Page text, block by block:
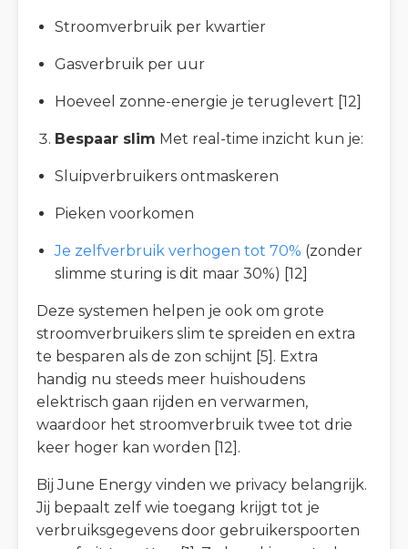
Stroomverbruik per kwartier
Gasverbruik per uur
Hoeveel zonne-energie je teruglevert [12]
Bespaar slim Met real-time inzicht kun je:
Sluipverbruikers ontmaskeren
Pieken voorkomen
Je zelfverbruik verhogen tot 70% (zonder
slimme sturing is dit maar 30%) [12]
Deze systemen helpen je ook om grote
stroomverbruikers slim te spreiden en extra
te besparen als de zon schijnt [5]. Extra
handig nu steeds meer huishoudens
elektrisch gaan rijden en verwarmen,
waardoor het stroomverbruik twee tot drie
keer hoger kan worden [12].
Bij June Energy vinden we privacy belangrijk.
Jij bepaalt zelf wie toegang krijgt tot je
verbruiksgegevens door gebruikerspoorten